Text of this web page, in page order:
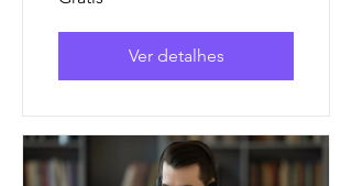
Ver detalhes